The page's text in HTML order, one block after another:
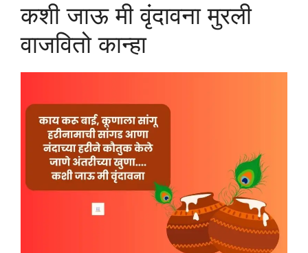
कशी जाऊ मी वृंदावना मुरली
वाजवितो कान्हा